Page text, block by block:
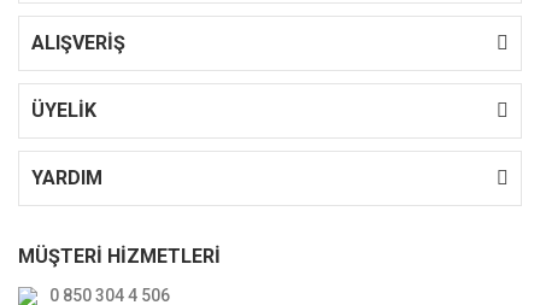
ALIŞVERİŞ
ÜYELİK
YARDIM
MÜŞTERİ HİZMETLERİ
0 850 304 4 506